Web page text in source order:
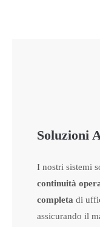
Soluzioni
I nostri sistemi
continuità
completa di
assicurando il